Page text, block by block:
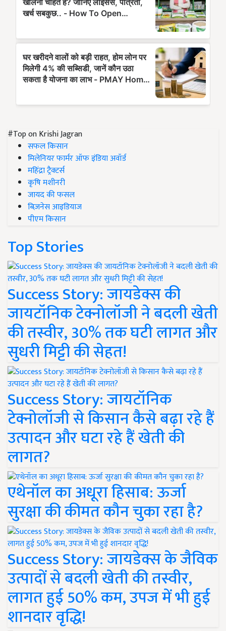
#Top on Krishi Jagran
सफल किसान
मिलेनियर फार्मर ऑफ इंडिया अवॉर्ड
महिंद्रा ट्रैक्टर्स
कृषि मशीनरी
जायद की फसल
बिज़नेस आइडियाज
पीएम किसान
Top Stories
Success Story: जायडेक्स की
जायटॉनिक टेक्नोलॉजी ने बदली खेती
की तस्वीर, 30% तक घटी लागत और
सुधरी मिट्टी की सेहत!
Success Story: जायटॉनिक
टेक्नोलॉजी से किसान कैसे बढ़ा रहे हैं
उत्पादन और घटा रहे हैं खेती की
लागत?
एथेनॉल का अधूरा हिसाब: ऊर्जा
सुरक्षा की कीमत कौन चुका रहा है?
Success Story: जायडेक्स के जैविक
उत्पादों से बदली खेती की तस्वीर,
लागत हुई 50% कम, उपज में भी हुई
शानदार वृद्धि!